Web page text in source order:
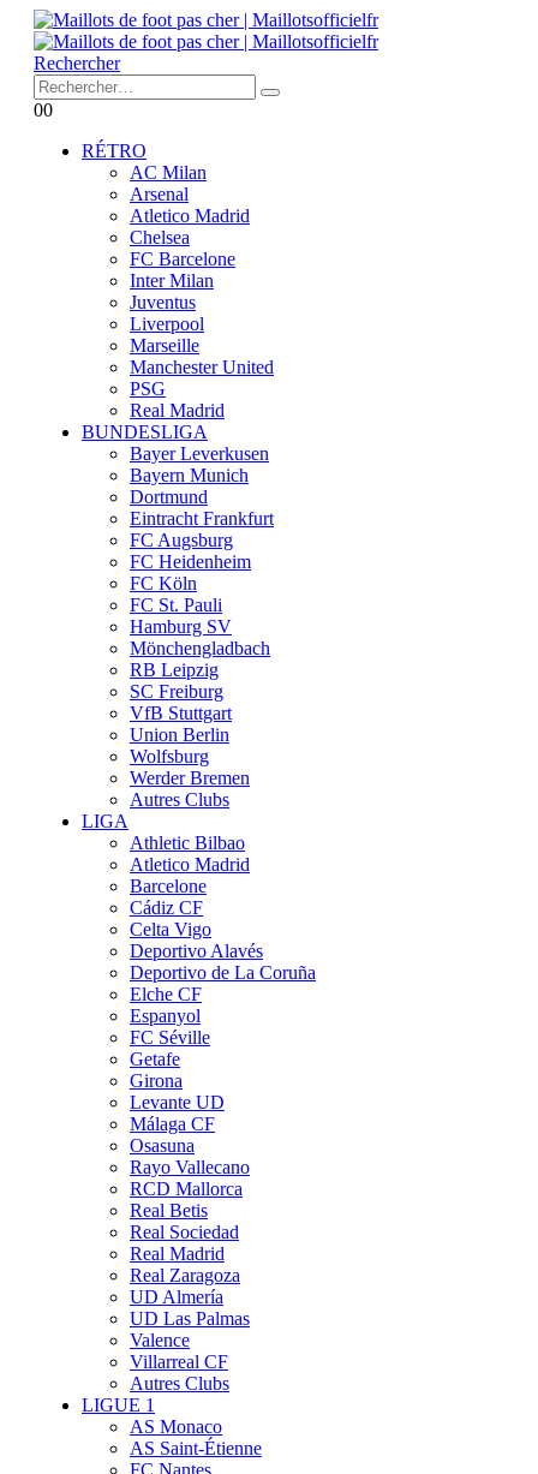
Rechercher
00
RÉTRO
AC Milan
Arsenal
Atletico Madrid
Chelsea
FC Barcelone
Inter Milan
Juventus
Liverpool
Marseille
Manchester United
PSG
Real Madrid
BUNDESLIGA
Bayer Leverkusen
Bayern Munich
Dortmund
Eintracht Frankfurt
FC Augsburg
FC Heidenheim
FC Köln
FC St. Pauli
Hamburg SV
Mönchengladbach
RB Leipzig
SC Freiburg
VfB Stuttgart
Union Berlin
Wolfsburg
Werder Bremen
Autres Clubs
LIGA
Athletic Bilbao
Atletico Madrid
Barcelone
Cádiz CF
Celta Vigo
Deportivo Alavés
Deportivo de La Coruña
Elche CF
Espanyol
FC Séville
Getafe
Girona
Levante UD
Málaga CF
Osasuna
Rayo Vallecano
RCD Mallorca
Real Betis
Real Sociedad
Real Madrid
Real Zaragoza
UD Almería
UD Las Palmas
Valence
Villarreal CF
Autres Clubs
LIGUE 1
AS Monaco
AS Saint-Étienne
FC Nantes